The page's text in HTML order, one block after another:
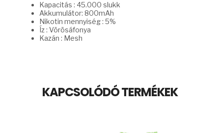
Kapacitás : 45.000 slukk
Akkumulátor: 800mAh
Nikotin mennyiség : 5%
Íz : Vörösáfonya
Kazán : Mesh
KAPCSOLÓDÓ TERMÉKEK